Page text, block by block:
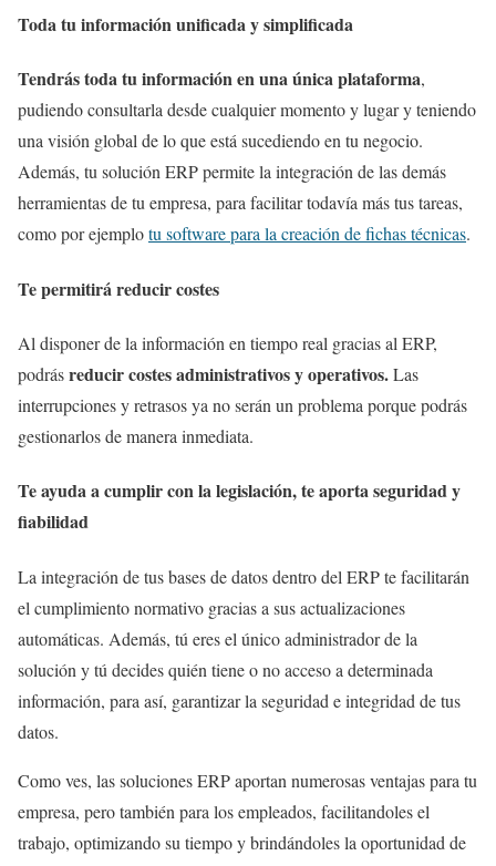
Toda tu información unificada y simplificada
Tendrás toda tu información en una única plataforma,
pudiendo consultarla desde cualquier momento y lugar y teniendo
una visión global de lo que está sucediendo en tu negocio.
Además, tu solución ERP permite la integración de las demás
herramientas de tu empresa, para facilitar todavía más tus tareas,
como por ejemplotu software para la creación de fichas técnicas.
Te permitirá reducir costes
Al disponer de la información en tiempo real gracias al ERP,
podrásreducir costes administrativos y operativos.Las
interrupciones y retrasos ya no serán un problema porque podrás
gestionarlos de manera inmediata.
Te ayuda a cumplir con la legislación, te aporta seguridad y
fiabilidad
La integración de tus bases de datos dentro del ERP te facilitarán
el cumplimiento normativo gracias a sus actualizaciones
automáticas. Además, tú eres el único administrador de la
solución y tú decides quién tiene o no acceso a determinada
información, para así, garantizar la seguridad e integridad de tus
datos.
Como ves, las soluciones ERP aportan numerosas ventajas para tu
empresa, pero también para los empleados, facilitandoles el
trabajo, optimizando su tiempo y brindándoles la oportunidad de